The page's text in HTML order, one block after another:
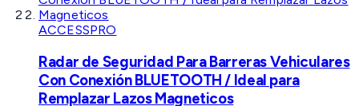
ACCESSPRO
Radar de Seguridad Para Barreras Vehiculares
Con Conexión BLUETOOTH / Ideal para
Remplazar Lazos Magneticos